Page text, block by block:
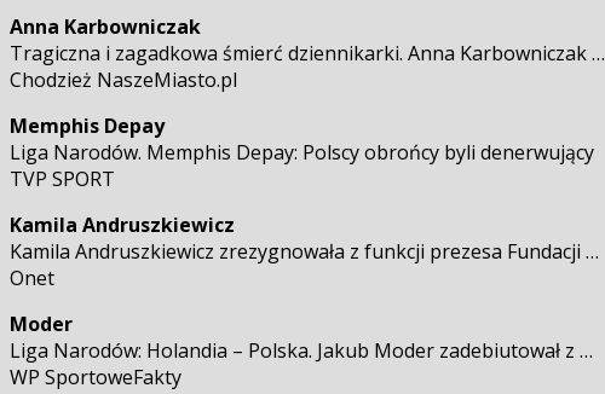
Anna Karbowniczak
Tragiczna i zagadkowa śmierć dziennikarki. Anna Karbowniczak …
Chodzież NaszeMiasto.pl
Memphis Depay
Liga Narodów. Memphis Depay: Polscy obrońcy byli denerwujący
TVP SPORT
Kamila Andruszkiewicz
Kamila Andruszkiewicz zrezygnowała z funkcji prezesa Fundacji …
Onet
Moder
Liga Narodów: Holandia – Polska. Jakub Moder zadebiutował z …
WP SportoweFakty